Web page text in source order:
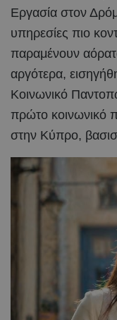
Εργασία στον
υπηρεσίες πιο
παραμένουν
αργότερα,
Κοινωνικό
πρώτο κοινωνικό
στην Κύπρο,